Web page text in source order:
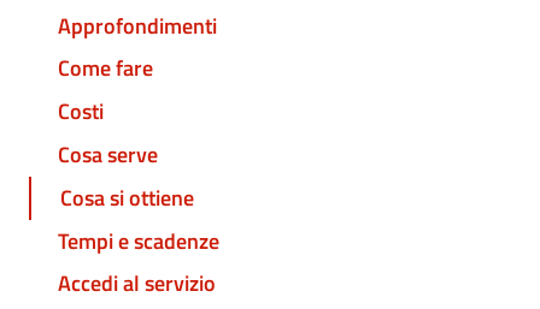
Approfondimenti
Come fare
Costi
Cosa serve
Cosa si ottiene
Tempi e scadenze
Accedi al servizio